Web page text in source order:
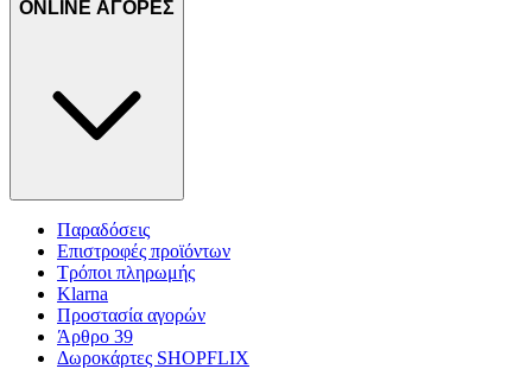
ONLINE ΑΓΟΡΕΣ
Παραδόσεις
Επιστροφές προϊόντων
Τρόποι πληρωμής
Klarna
Προστασία αγορών
Άρθρο 39
Δωροκάρτες SHOPFLIX